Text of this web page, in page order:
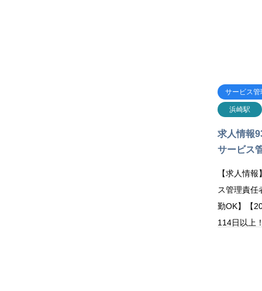
サービス管
浜崎駅
求人情報
サービス
【求人情
ス管理責任
勤OK】【
114日以上